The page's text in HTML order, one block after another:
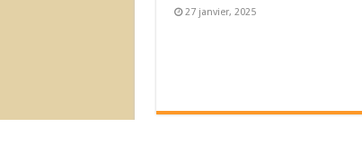
27 janvier, 2025